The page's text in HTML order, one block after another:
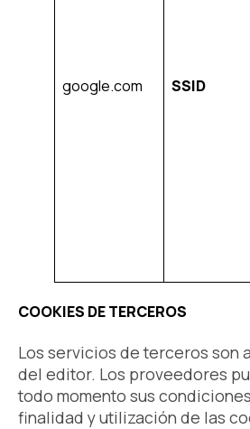
google.com SSID
COOKIES DE TERCEROS
Los servicios de terceros son
del editor. Los proveedores
todo momento sus
finalidad y utilización de las